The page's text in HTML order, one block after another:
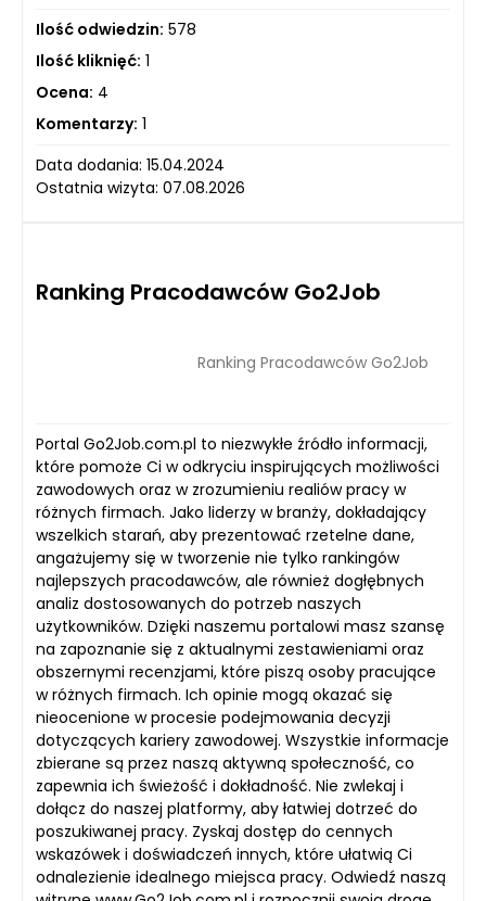
Ilość odwiedzin: 578
Ilość kliknięć: 1
Ocena: 4
Komentarzy: 1
Data dodania: 15.04.2024
Ostatnia wizyta: 07.08.2026
Ranking Pracodawców Go2Job
Ranking Pracodawców Go2Job
Portal Go2Job.com.pl to niezwykłe źródło informacji,
które pomoże Ci w odkryciu inspirujących możliwości
zawodowych oraz w zrozumieniu realiów pracy w
różnych firmach. Jako liderzy w branży, dokładający
wszelkich starań, aby prezentować rzetelne dane,
angażujemy się w tworzenie nie tylko rankingów
najlepszych pracodawców, ale również dogłębnych
analiz dostosowanych do potrzeb naszych
użytkowników. Dzięki naszemu portalowi masz szansę
na zapoznanie się z aktualnymi zestawieniami oraz
obszernymi recenzjami, które piszą osoby pracujące
w różnych firmach. Ich opinie mogą okazać się
nieocenione w procesie podejmowania decyzji
dotyczących kariery zawodowej. Wszystkie informacje
zbierane są przez naszą aktywną społeczność, co
zapewnia ich świeżość i dokładność. Nie zwlekaj i
dołącz do naszej platformy, aby łatwiej dotrzeć do
poszukiwanej pracy. Zyskaj dostęp do cennych
wskazówek i doświadczeń innych, które ułatwią Ci
odnalezienie idealnego miejsca pracy. Odwiedź naszą